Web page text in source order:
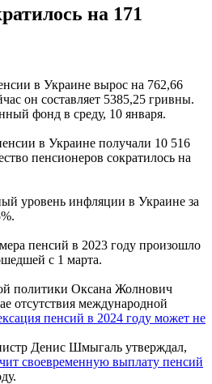
на 171
в Украине вырос на 762,66
он составляет 5385,25 гривны.
фонд в среду, 10 января.
в Украине получали 10 516
пенсионеров сократилось на
уровень инфляции в Украине за
пенсий в 2023 году произошло
с 1 марта.
политики Оксана Жолнович
отсутствия международной
пенсий в 2024 году может не
Денис Шмыгаль утверждал,
своевременную выплату пенсий